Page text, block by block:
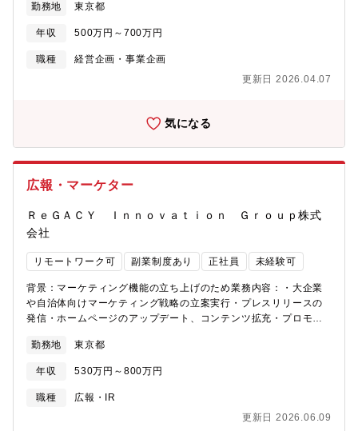
のステージへ向けて加速しています。このポジションは、既存事
業の収益改善から新規事業の立ち上げ支援まで、事業企画の実務
を幅広く担う役割です。上位職と連携しながら、自分で考えて動
くことが求められます。「任された仕事をやりきりたい」「事業
用意しています。業務内容①既存事業における収益性拡大・コス
で分析し、改善の打ち手を立案・推進します。社内外のステーク
ホルダーと連携しながら、施策を実行まで持っていきます。具体
的には：・ 販売プランの設計・条件設計・ 収益性の分析と改善施
策の立案・推進・ 社内外ステークホルダーとの調整・折衝②新規
事業の企画・推進既存事業の顧客基盤やアセットを活かした新た
なサービス・事業の立ち上げを、プロジェクトメンバーとして担
います。市場調査やビジネスモデルの検証から実行推進まで、幅
広く関与します。具体的には：・ 新規事業テーマに基づく市場調
査・競合分析・ 事業性の検証およびビジネスモデルの設計・ 関係
部署と連携したプロジェクト推進・ 事業立ち上げフェーズにおけ
る実行推進・ 既存顧客基盤を活用した新規サービス開発求める人
物像・新しい挑戦や変化を前向きに楽しめる方・自ら課題を見つ
け、主体的に行動できる方・数字や成果を意識して業務を推進で
きる方・周囲と連携しながら物事を前進させられる方魅力裁量と
けで数ヶ月かかることが、ここでは数日で動き出します。上位職
です。特定の業務だけを担当するのではなく、事業全体を俯瞰し
ながら動けること。ゼロから新しい事業や業務に挑戦できるこ
と。そして、IPOという会社の大きな節目を、現場のメンバーとし
て経験できること。小規模組織ならではのスピードと、成長企業
勤務地 東京都
年収 500万円～700万円
職種
経営企画・事業企画
更新日 2026.04.07
気になる
広報・マーケター
ＲｅＧＡＣＹ Ｉｎｎｏｖａｔｉｏｎ Ｇｒｏｕｐ株式
会社
リモートワーク可 副業制度あり 正社員 未経験可
背景：マーケティング機能の立ち上げのため業務内容：・大企業
や自治体向けマーケティング戦略の立案実行・プレスリリースの
発信・ホームページのアップデート、コンテンツ拡充・プロモー
（Web、SNS、広告等）の運用魅力ポイント・経営・事業チーム
との距離が近く、施策の効果が直接ビジネスに影響する実感が持
てる。・コーポレートブランディングから、BtoBセールス支援、
オウンドメディア運営、PRまで幅広く関与でき、実績の幅が広が
クホルダーと関われることで、マーケターとしての応用力が高ま
勤務地 東京都
年収 530万円～800万円
職種
広報・IR
更新日 2026.06.09